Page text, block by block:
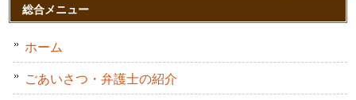
総合メニュー
ホーム
ごあいさつ・弁護士の紹介